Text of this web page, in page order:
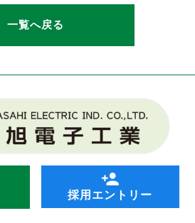
一覧へ戻る
採用エントリー